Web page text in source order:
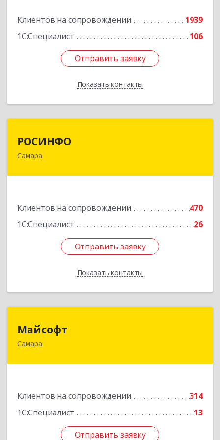
Клиентов на сопровождении
1939
1С:Специалист
106
Отправить заявку
Показать контакты
Отправить заявку
Назад
РОСИНФО
Самара
Клиентов на сопровождении
470
1С:Специалист
26
Отправить заявку
Показать контакты
443069, Самарская обл, Самара г, Авроры ул,
Отправить заявку
Назад
Майсофт
Самара
Клиентов на сопровождении
314
1С:Специалист
13
Отправить заявку
443076, Самарская обл, Самара г, Партизанская
Отправить заявку